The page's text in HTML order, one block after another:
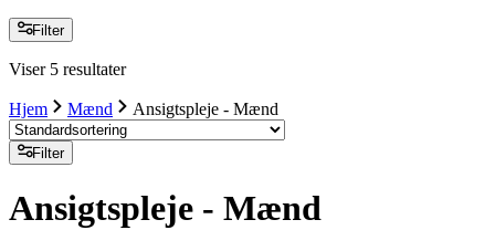
Filter
Viser 5 resultater
Hjem Mænd Ansigtspleje - Mænd
Filter
Ansigtspleje - Mænd